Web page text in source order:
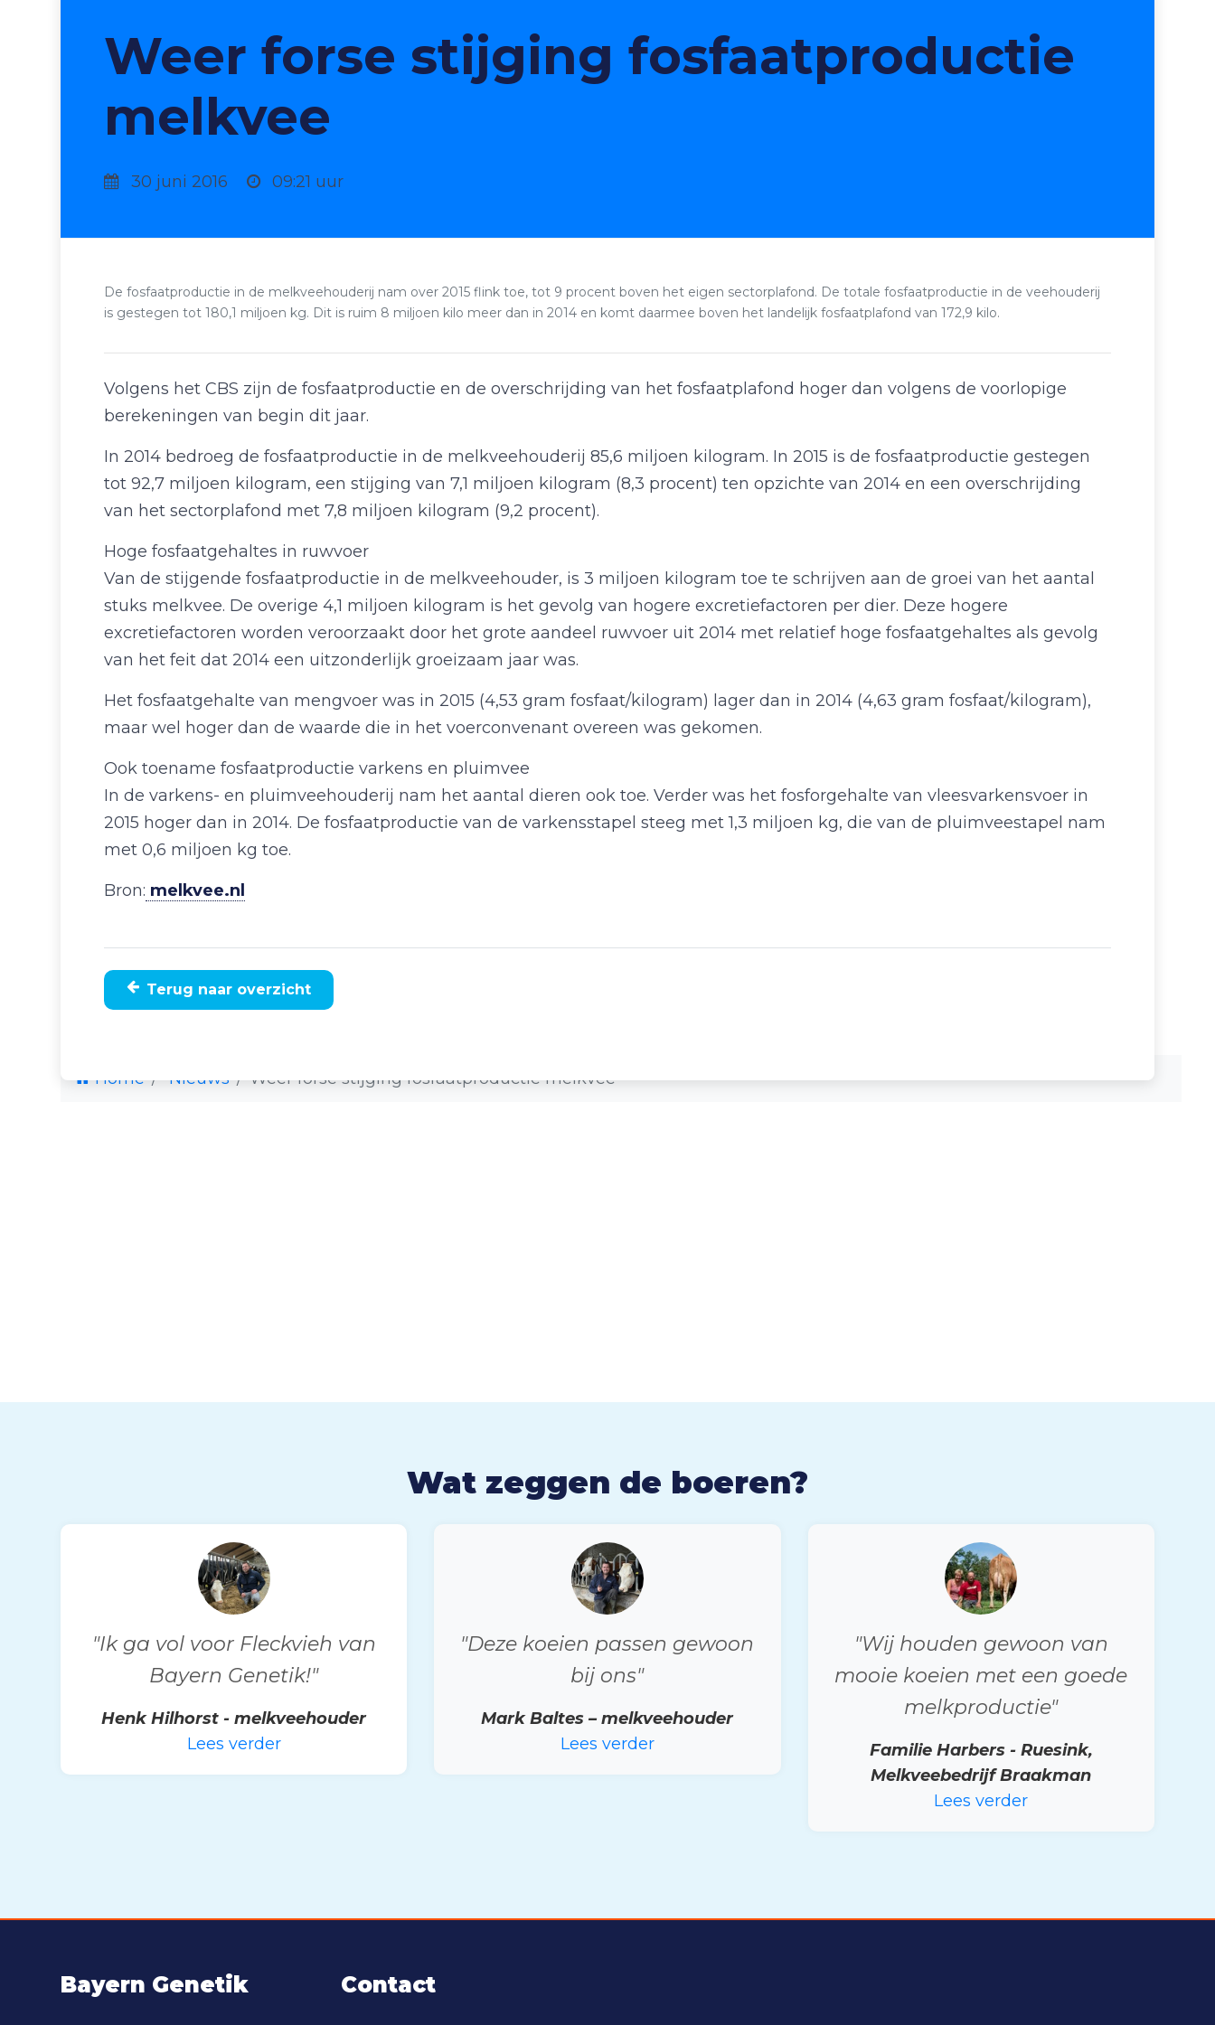
Home Nieuws Weer forse stijging fosfaatproductie melkvee
Weer forse stijging fosfaatproductie
melkvee
30 juni 2016 09:21 uur
De fosfaatproductie in de melkveehouderij nam over 2015 flink toe, tot 9 procent boven het eigen sectorplafond. De totale fosfaatproductie in de veehouderij
is gestegen tot 180,1 miljoen kg. Dit is ruim 8 miljoen kilo meer dan in 2014 en komt daarmee boven het landelijk fosfaatplafond van 172,9 kilo.
Volgens het CBS zijn de fosfaatproductie en de overschrijding van het fosfaatplafond hoger dan volgens de voorlopige
berekeningen van begin dit jaar.
In 2014 bedroeg de fosfaatproductie in de melkveehouderij 85,6 miljoen kilogram. In 2015 is de fosfaatproductie gestegen
tot 92,7 miljoen kilogram, een stijging van 7,1 miljoen kilogram (8,3 procent) ten opzichte van 2014 en een overschrijding
van het sectorplafond met 7,8 miljoen kilogram (9,2 procent).
Hoge fosfaatgehaltes in ruwvoer
Van de stijgende fosfaatproductie in de melkveehouder, is 3 miljoen kilogram toe te schrijven aan de groei van het aantal
stuks melkvee. De overige 4,1 miljoen kilogram is het gevolg van hogere excretiefactoren per dier. Deze hogere
excretiefactoren worden veroorzaakt door het grote aandeel ruwvoer uit 2014 met relatief hoge fosfaatgehaltes als gevolg
van het feit dat 2014 een uitzonderlijk groeizaam jaar was.
Het fosfaatgehalte van mengvoer was in 2015 (4,53 gram fosfaat/kilogram) lager dan in 2014 (4,63 gram fosfaat/kilogram),
maar wel hoger dan de waarde die in het voerconvenant overeen was gekomen.
Ook toename fosfaatproductie varkens en pluimvee
In de varkens- en pluimveehouderij nam het aantal dieren ook toe. Verder was het fosforgehalte van vleesvarkensvoer in
2015 hoger dan in 2014. De fosfaatproductie van de varkensstapel steeg met 1,3 miljoen kg, die van de pluimveestapel nam
met 0,6 miljoen kg toe.
Bron: melkvee.nl
Terug naar overzicht
Wat zeggen de boeren?
"Ik ga vol voor Fleckvieh van
Bayern Genetik!"
Henk Hilhorst - melkveehouder
Lees verder
"Deze koeien passen gewoon
bij ons"
Mark Baltes – melkveehouder
Lees verder
"Wij houden gewoon van
mooie koeien met een goede
melkproductie"
Familie Harbers - Ruesink,
Melkveebedrijf Braakman
Lees verder
Bayern Genetik Contact